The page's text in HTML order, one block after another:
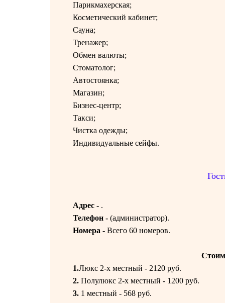
Парикмахерская;
Косметический кабинет;
Сауна;
Тренажер;
Обмен валюты;
Стоматолог;
Автостоянка;
Магазин;
Бизнес-центр;
Такси;
Чистка одежды;
Индивидуальные сейфы.
Адрес - .
Телефон - (администратор).
Номера - Всего 60 номеров.
1.Люкс 2-х местный - 2120 руб.
2. Полулюкс 2-х местный - 1200 руб.
3. 1 местный - 568 руб.